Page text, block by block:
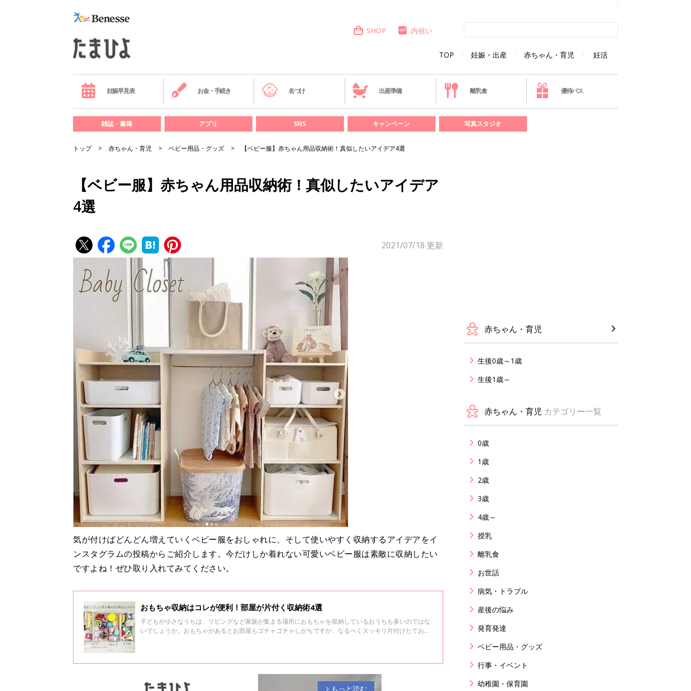
TOP 妊娠・出産 赤ちゃん・育児 妊活
SHOP 内祝い
妊娠早見表 お金・手続き 名づけ 出産準備 離乳食 優待パス
雑誌・書籍 アプリ SNS キャンペーン 写真スタジオ
トップ 赤ちゃん・育児 ベビー用品・グッズ 【ベビー服】赤ちゃん用品収納術！真似したいアイデア4選
【ベビー服】赤ちゃん用品収納術！真似したいアイデア
4選
2021/07/18 更新
気が付けばどんどん増えていくベビー服をおしゃれに、そして使いやすく収納するアイデアをイ
ンスタグラムの投稿からご紹介します。今だけしか着れない可愛いベビー服は素敵に収納したい
ですよね！ぜひ取り入れてみてください。
おもちゃ収納はコレが便利！部屋が片付く収納術4選
子どもが小さなうちは、リビングなど家族が集まる場所におもちゃを収納しているおうちも多いのではな
いでしょうか。おもちゃがあるとお部屋もゴチャゴチャしがちですが、なるべくスッキリ片付けたておき
arrow_forward_ios もっと読む
赤ちゃん・育児
生後0歳～1歳
生後1歳～
赤ちゃん・育児 カテゴリー一覧
0歳
1歳
2歳
3歳
4歳～
授乳
離乳食
お世話
病気・トラブル
産後の悩み
発育発達
ベビー用品・グッズ
行事・イベント
幼稚園・保育園